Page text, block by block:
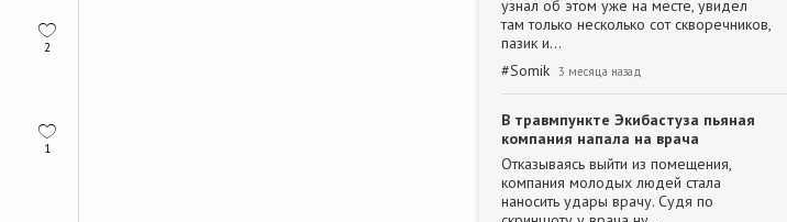
2
1
узнал об этом уже на месте, увидел
там только несколько сот скворечников,
пазик и…
#Somik 3 месяца назад
В травмпункте Экибастуза пьяная
компания напала на врача
Отказываясь выйти из помещения,
компания молодых людей стала
наносить удары врачу. Судя по